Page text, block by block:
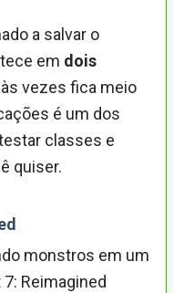
a salvar o
em dois
vezes fica meio
é um dos
classes e
quiser.